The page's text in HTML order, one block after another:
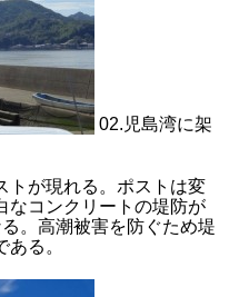
02.児島湾に架
トが現れる。ポストは変
なコンクリートの堤防が
。高潮被害を防ぐため堤
る。